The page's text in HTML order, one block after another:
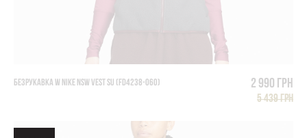
БЕЗРУКАВКА W NIKE NSW VEST SU (FD4238-060) 2 990 грн
5 439 грн